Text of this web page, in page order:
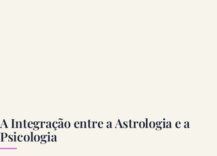
A Integração entre a Astrologia e a
Psicologia